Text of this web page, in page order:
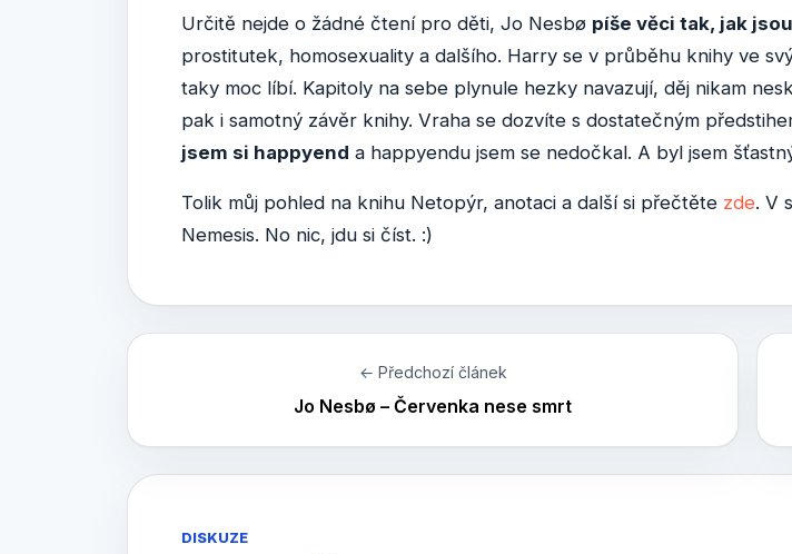
Určitě nejde o žádné čtení pro děti, Jo Nesbø píše věci tak, jak jsou
prostitutek, homosexuality a dalšího. Harry se v průběhu knihy ve
taky moc líbí. Kapitoly na sebe plynule hezky navazují, děj nikam
pak i samotný závěr knihy. Vraha se dozvíte s dostatečným
jsem si happyend a happyendu jsem se nedočkal. A byl jsem
Tolik můj pohled na knihu Netopýr, anotaci a další si přečtěte zde. V
Nemesis. No nic, jdu si číst. :)
← Předchozí článek
Jo Nesbø – Červenka nese smrt
DISKUZE